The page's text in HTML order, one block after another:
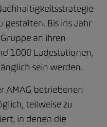
gestalten. Bis ins Jahr
an ihren
1000 Ladestationen,
sein werden.
AMAG betriebenen
teilweise zu
in denen die